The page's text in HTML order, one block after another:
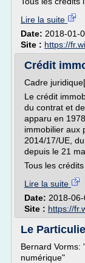
Lire la suite
Date: 2018-01-
Site : https://
Crédit
Cadre
Le crédit
du contrat et
apparu en
immobilier aux
2014/17/UE,
depuis le 21
Tous les crédits
Lire la suite
Date: 2018-
Site : https://
Le
Bernard Vorms:
numérique"